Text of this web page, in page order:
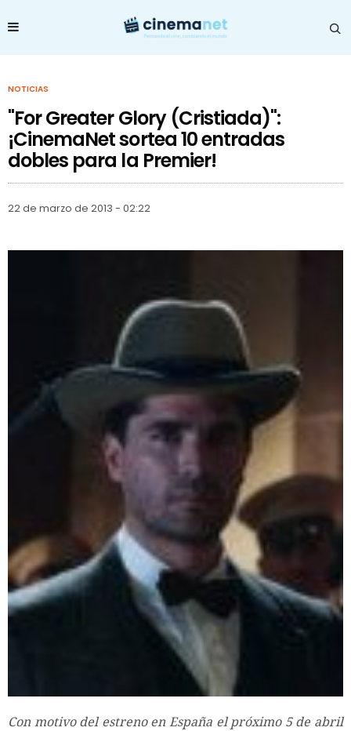
NOTICIAS
"For Greater Glory (Cristiada)":
¡CinemaNet sortea 10 entradas
dobles para la Premier!
22 de marzo de 2013 - 02:22
Con motivo del estreno en España el próximo 5 de abril